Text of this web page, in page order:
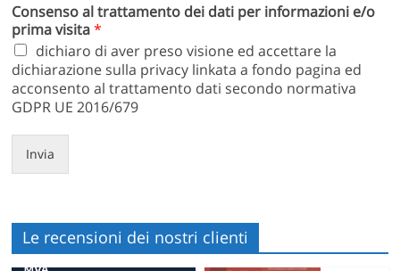
Consenso al trattamento dei dati per informazioni e/o
prima visita*
dichiaro di aver preso visione ed accettare la
dichiarazione sulla privacy linkata a fondo pagina ed
acconsento al trattamento dati secondo normativa
GDPR UE 2016/679
Invia
Le recensioni dei nostri clienti